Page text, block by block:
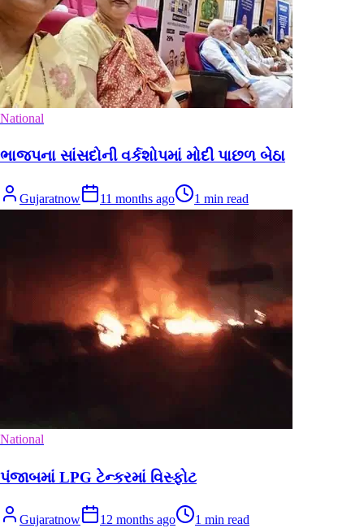
National
ભાજપના સાંસદોની વર્કશોપમાં મોદી પાછળ બેઠા
Gujaratnow 11 months ago 1 min read
National
પંજાબમાં LPG ટેન્કરમાં વિસ્ફોટ
Gujaratnow 12 months ago 1 min read